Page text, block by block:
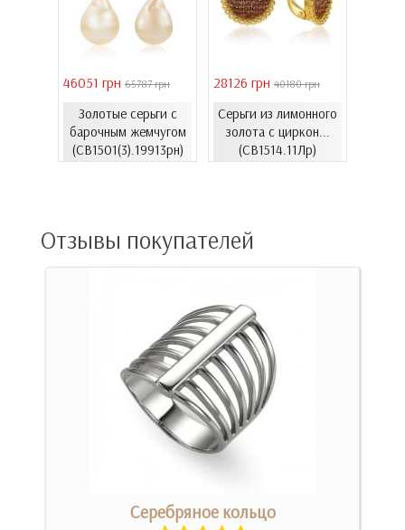
46051 грн 65787 грн
Золотые серьги с
барочным жемчугом
(СВ1501(3).19913рн)
28126 грн 40180 грн
Серьги из лимонного
золота с циркон...
(СВ1514.11Лр)
Отзывы покупателей
Серебряное кольцо